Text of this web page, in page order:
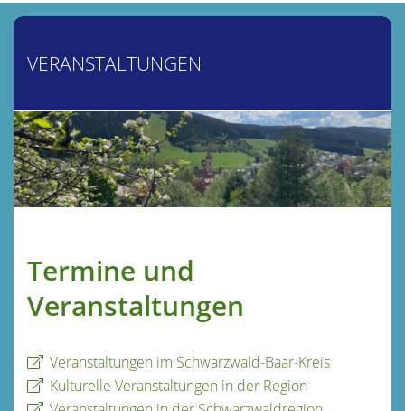
VERANSTALTUNGEN
Termine und
Veranstaltungen
Veranstaltungen im Schwarzwald-Baar-Kreis
Kulturelle Veranstaltungen in der Region